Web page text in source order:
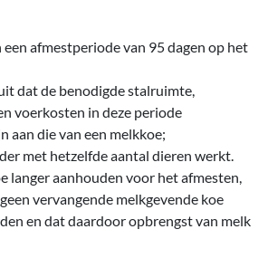
een afmestperiode van 95 dagen op het
dat de benodigde stalruimte,
voerkosten in deze periode
aan die van een melkkoe;
met hetzelfde aantal dieren werkt.
langer aanhouden voor het afmesten,
vervangende melkgevende koe
en dat daardoor opbrengst van melk